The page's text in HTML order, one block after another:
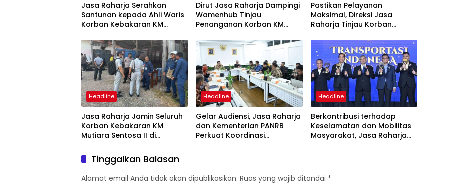
Jasa Raharja Serahkan
Santunan kepada Ahli Waris
Korban Kebakaran KM
Dirut Jasa Raharja Dampingi
Wamenhub Tinjau
Penanganan Korban KM
Surabaya
Pastikan Pelayanan
Maksimal, Direksi Jasa
Raharja Tinjau Korban
Sentosa II
Headline
Jasa Raharja Jamin Seluruh
Korban Kebakaran KM
Mutiara Sentosa II di
Headline
Gelar Audiensi, Jasa Raharja
dan Kementerian PANRB
Perkuat Koordinasi
Headline
Berkontribusi terhadap
Keselamatan dan Mobilitas
Masyarakat, Jasa Raharja
Tinggalkan Balasan
Alamat email Anda tidak akan dipublikasikan. Ruas yang wajib ditandai *